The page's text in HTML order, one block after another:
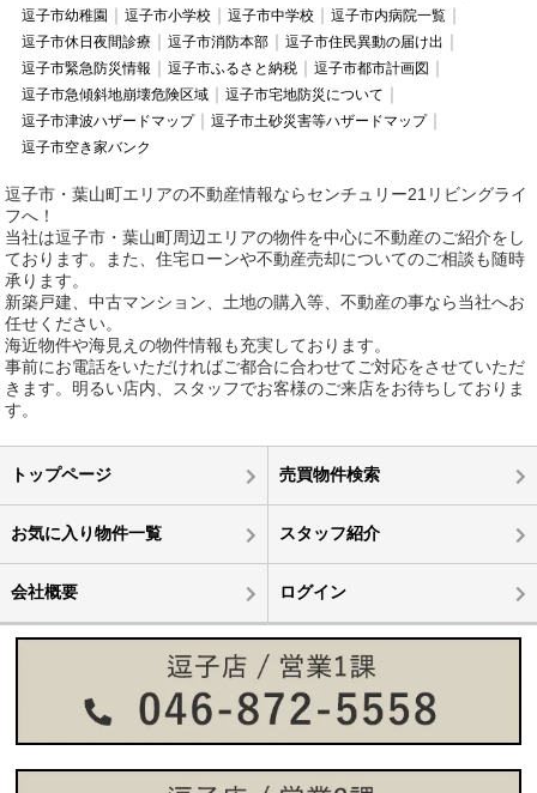
逗子市幼稚園
逗子市小学校 逗子市中学校
逗子市内病院一覧
逗子市休日夜間診療
逗子市消防本部
逗子市住民異動の届け出
逗子市緊急防災情報
逗子市ふるさと納税
逗子市都市計画図
逗子市急傾斜地崩壊危険区域
逗子市宅地防災について
逗子市津波ハザードマップ
逗子市土砂災害等ハザードマップ
逗子市空き家バンク
逗子市・葉山町エリアの不動産情報ならセンチュリー21リビングライ
フへ！
当社は逗子市・葉山町周辺エリアの物件を中心に不動産のご紹介をし
ております。また、住宅ローンや不動産売却についてのご相談も随時
承ります。
新築戸建、中古マンション、土地の購入等、不動産の事なら当社へお
任せください。
海近物件や海見えの物件情報も充実しております。
事前にお電話をいただければご都合に合わせてご対応をさせていただ
きます。明るい店内、スタッフでお客様のご来店をお待ちしておりま
す。
トップページ 売買物件検索
お気に入り物件一覧 スタッフ紹介
会社概要 ログイン